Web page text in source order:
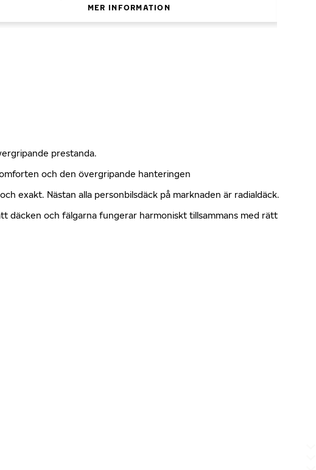
MER INFORMATION
prestanda.
och den övergripande hanteringen
exakt. Nästan alla personbilsdäck på marknaden är radialdäck.
däcken och fälgarna fungerar harmoniskt tillsammans med rätt